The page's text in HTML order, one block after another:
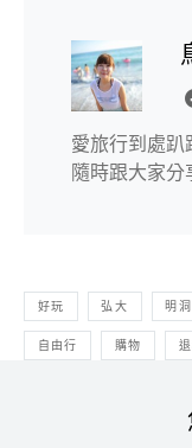
愛旅行到處趴
隨時跟大家分
好玩 弘大 明洞
自由行 購物